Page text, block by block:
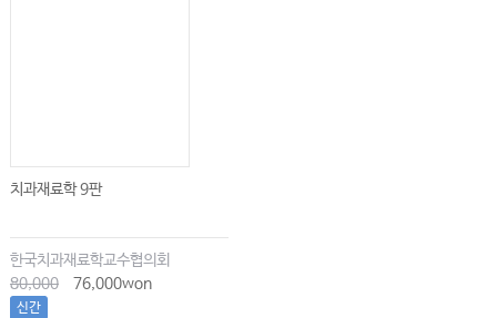
치과재료학 9판
한국치과재료학교수협의회
80,000
76,000won
신간